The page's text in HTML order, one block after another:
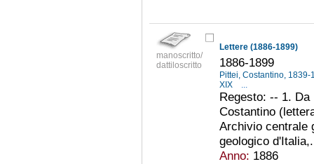
manoscritto/
dattiloscritto
Lettere (1886-1899)
1886-1899
Pittei, Costantino,
XIX
...
Regesto: -- 1.
Costantino
Archivio centrale
geologico
Anno: 1886